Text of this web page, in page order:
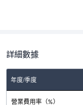
詳細數據
年度/季度2023-Q2
營業費用率（%）
無